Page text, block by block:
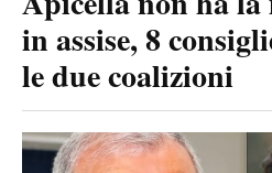
in assise, 8
le due coalizioni